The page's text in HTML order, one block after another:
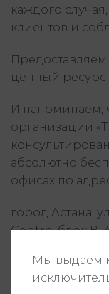
Мы выдаем
каждого
клиентов и
ценный
И напоминаем,
организации
абсолютно
офисах по
город Астана,
Centro, блок В,
город Алматы,
QUORUM, 6